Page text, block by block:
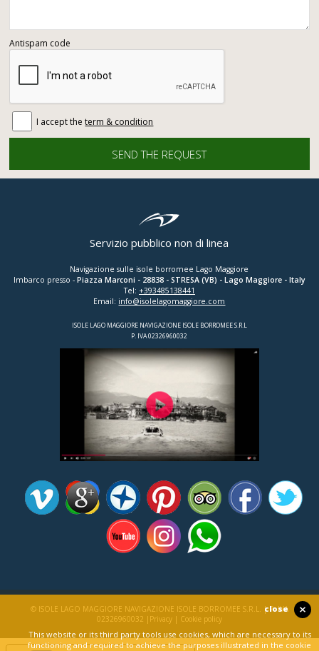
Antispam code
I accept the term & condition
Servizio pubblico non di linea
Navigazione sulle isole borromee Lago Maggiore
Imbarco presso - Piazza Marconi - 28838- STRESA (VB) - Lago Maggiore - Italy
Tel: +393485138441
Email: info@isolelagomaggiore.com
ISOLE LAGO MAGGIORE NAVIGAZIONE ISOLE BORROMEE S.R.L
P. IVA 02326960032
© ISOLE LAGO MAGGIORE NAVIGAZIONE ISOLE BORROMEE S.R.L. | P. IVA
02326960032 | Privacy| Cookie policy
close
This website or its third party tools use cookies, which are necessary to its
functioning and required to achieve the purposes illustrated in the cookie